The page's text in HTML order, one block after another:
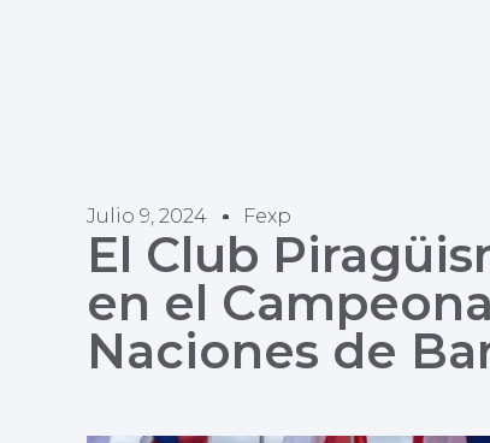
Julio 9, 2024 Fexp
El Club
en el
Naciones de